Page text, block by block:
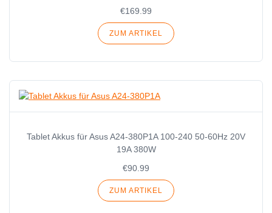
€169.99
ZUM ARTIKEL
Tablet Akkus für Asus A24-380P1A 100-240 50-60Hz 20V
19A 380W
€90.99
ZUM ARTIKEL